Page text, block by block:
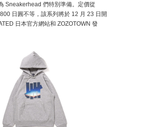
Sneakerhead 們特別準備。定價從
日圓不等，該系列將於 12 月 23 日開
日本官方網站和 ZOZOTOWN 發